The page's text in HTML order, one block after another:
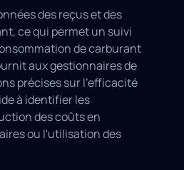
des reçus et des
ce qui permet un suivi
de carburant
aux gestionnaires de
précises sur l'efficacité
à identifier les
des coûts en
ou l'utilisation des